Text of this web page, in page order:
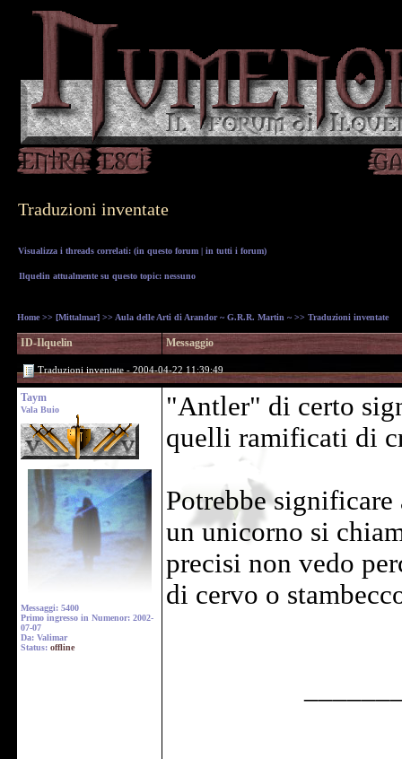
Traduzioni inventate
Visualizza i threads correlati: (in questo forum | in tutti i forum)
Ilquelin attualmente su questo topic: nessuno
Home >> [Mittalmar] >> Aula delle Arti di Arandor ~ G.R.R. Martin ~ >> Traduzioni inventate
ID-Ilquelin Messaggio
Traduzioni inventate - 2004-04-22 11:39:49
Taym
Vala Buio
Messaggi: 5400
Primo ingresso in Numenor: 2002-
07-07
Da: Valimar
Status: offline
"Antler" di certo
quelli ramificati di
Potrebbe
un unicorno si
precisi non vedo
di cervo o